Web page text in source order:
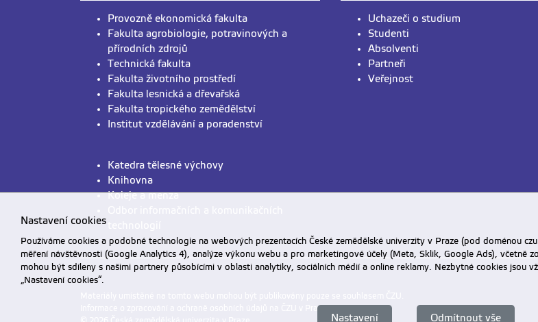
Provozně ekonomická fakulta
Fakulta agrobiologie, potravinových a
přírodních zdrojů
Technická fakulta
Fakulta životního prostředí
Fakulta lesnická a dřevařská
Fakulta tropického zemědělství
Institut vzdělávání a poradenství
Katedra tělesné výchovy
Knihovna
Koleje a menza
Uchazeči o studium
Studenti
Absolventi
Partneři
Veřejnost
Informace o zpracování a ochraně osobních údajů na ČZU v Praze
Nastavení cookies
Používáme cookies a podobné technologie na webových prezentacích České zemědělské univerzity v Praze (pod doménou
měření návštěvnosti (Google Analytics 4), analýze výkonu webu a pro marketingové účely (Meta, Sklik, Google Ads), včetně
mohou být sdíleny s našimi partnery působícími v oblasti analytiky, sociálních médií a online reklamy. Nezbytné cookies jsou
„Nastavení cookies“.
Nastavení Odmítnout vše